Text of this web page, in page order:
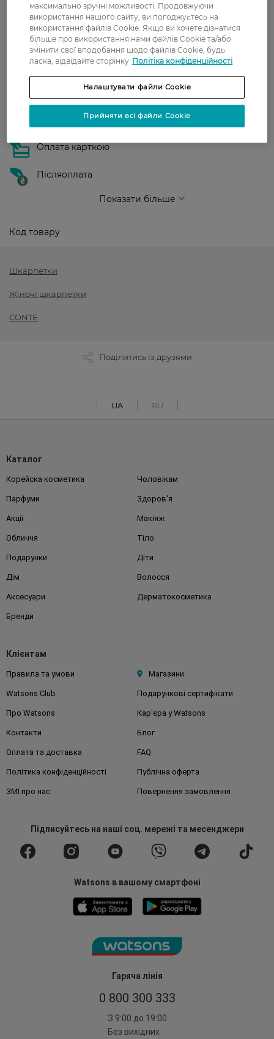
Укрпошта
Вартість доставки - 79 грн, безкоштовна
доставка від - 599 грн
Забрати сьогодні в магазині Watsons
Вартість доставки - 0 грн
Показати більше
Оплата карткою
Післяоплата
Показати більше
Код товару
Шкарпетки
Жіночі шкарпетки
CONTE
Поділитись із друзями
UA RU
Гаряча лінія
0 800 300 333
З 9:00 до 19:00
Без вихідних
Каталог
Корейска косметика Чоловікам
Парфуми Здоров'я
Акції Макіяж
Обличчя Тіло
Подарунки Діти
Дім Волосся
Аксесуари Дерматокосметика
Бренди
Клієнтам
Правила та умови Магазини
Watsons Club Подарункові сертифікати
Про Watsons Кар'єра у Watsons
Контакти Блог
Оплата та доставка FAQ
Політика конфіденційності Публічна оферта
ЗМІ про нас Повернення замовлення
Підписуйтесьна наші соц. мережі та месенджери
Watsons в вашому смартфоні
максимально зручні можливості. Продовжуючи
використання нашого сайту, ви погоджуєтесь на
використання файлів Cookie. Якщо ви хочете дізнатися
більше про використання нами файлів Cookie та/або
змінити свої вподобання щодо файлів Cookie, будь
ласка, відвідайте сторінку Політіка конфіденційності
Налаштувати файли Cookie
Прийняти всі файли Cookie